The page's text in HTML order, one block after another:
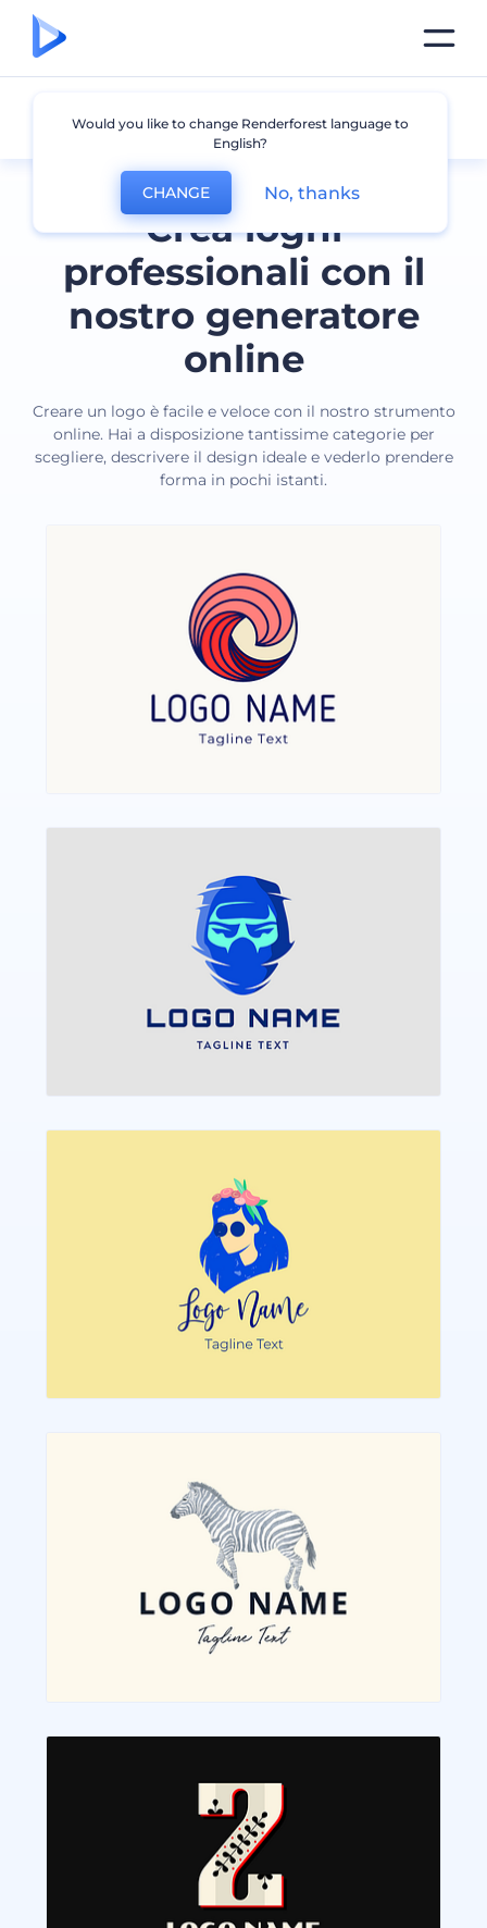
Crea loghi
professionali con il
nostro generatore
online
Creare un logo è facile e veloce con il nostro strumento
online. Hai a disposizione tantissime categorie per
scegliere, descrivere il design ideale e vederlo prendere
forma in pochi istanti.
Tutti i loghi
Would you like to change Renderforest language to
English?
CHANGE No, thanks